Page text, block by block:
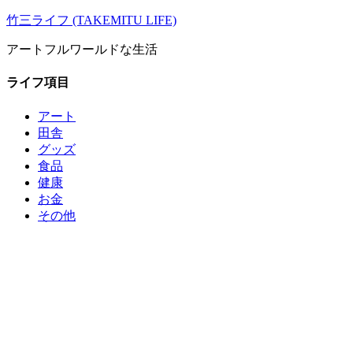
コ
テ
ツ
竹三ライフ (TAKEMITU LIFE)
アートフルワールドな生活
ライフ項目
アート
田舎
グッズ
食品
健康
お金
その他